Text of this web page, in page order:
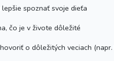
spoznať svoje dieťa
čo je v živote dôležité
o dôležitých veciach